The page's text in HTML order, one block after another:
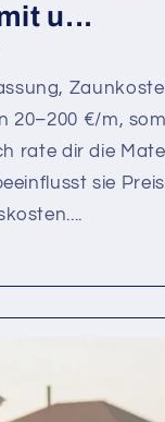
u...
20–200 €/m,
rate dir die
sie